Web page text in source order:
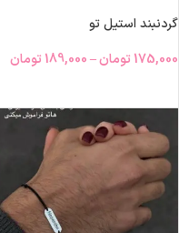
گردنبند استیل تو
175,000 تومان–
189,000 تومان